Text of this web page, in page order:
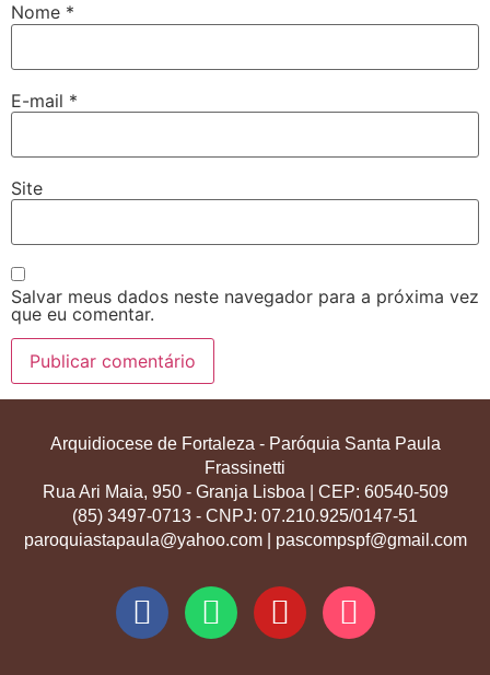
Nome *
E-mail *
Site
Salvar meus dados neste navegador para a próxima vez
que eu comentar.
Arquidiocese de Fortaleza - Paróquia Santa Paula
Frassinetti
Rua Ari Maia, 950 - Granja Lisboa | CEP: 60540-509
(85) 3497-0713 - CNPJ: 07.210.925/0147-51
paroquiastapaula@yahoo.com | pascompspf@gmail.com